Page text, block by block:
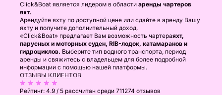
Click&Boat является лидером в области аренды чартеров
яхт.
Арендуйте яхту по доступной цене или сдайте в аренду Вашу
яхту и получите дополнительный доход.
«Click&Boat» предлагает Вам возможность чартераяхт,
парусных и моторных суден, RIB-лодок, катамаранов и
гидроциклов. Выберите тип водного транспорта, период
аренды и свяжитесь с владельцем для более подробной
информации с помощью нашей платформы.
ОТЗЫВЫ КЛИЕНТОВ
Рейтинг: 4.9 / 5 рассчитан среди 711274 отзывов